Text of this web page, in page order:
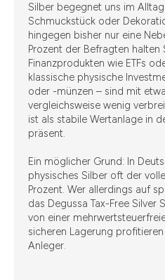
Silber begegnet uns im
Schmuckstück oder
hingegen bisher nur eine
Prozent der Befragten halten
Finanzprodukten wie ETFs
klassische physische
oder -münzen – sind mit
vergleichsweise wenig
ist als stabile Wertanlage in
präsent.
Ein möglicher Grund: In
physisches Silber oft der
Prozent. Wer allerdings auf
das Degussa Tax-Free Silver
von einer
sicheren Lagerung
Anleger.